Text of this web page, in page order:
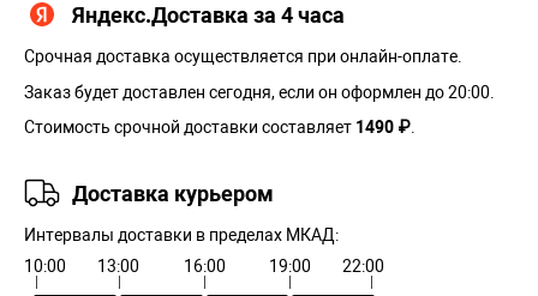
Яндекс.Доставка за 4 часа
Срочная доставка осуществляется при онлайн-оплате.
Заказ будет доставлен сегодня, если он оформлен до 20:00.
Стоимость срочной доставки составляет 1490 ₽.
Доставка курьером
Интервалы доставки в пределах МКАД:
10:00
13:00 16:00 19:00 22:00